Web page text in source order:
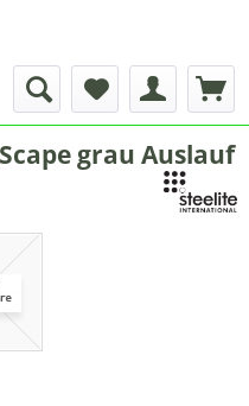
grau Auslauf